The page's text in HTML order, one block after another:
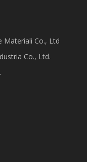
Materiali Co., Ltd
Co., Ltd.